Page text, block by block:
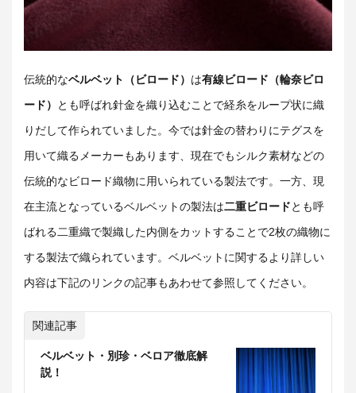
伝統的なベルベット（ビロード） は有線ビロード（輪奈ビロ
ード）
とも呼ばれ針金を織り込むことで経糸をループ状に織
りだして作られていました。今では針金の替わりにテグスを
用いて織るメーカーもあります、現在でもシルク素材などの
伝統的なビロード織物に用いられている製法です。一方、現
在主流となっているベルベットの製法は二重ビロードとも呼
ばれる二重織で製織した内側をカットすることで2枚の織物に
する製法で織られています。ベルベットに関するより詳しい
内容は下記のリンクの記事もあわせて参照してください。
関連記事
ベルベット・別珍・ベロア徹底解
説！